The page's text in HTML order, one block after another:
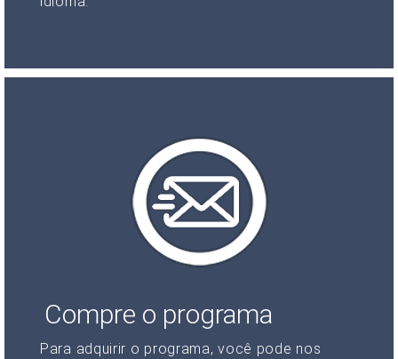
Compre o programa
Para adquirir o programa, você pode nos